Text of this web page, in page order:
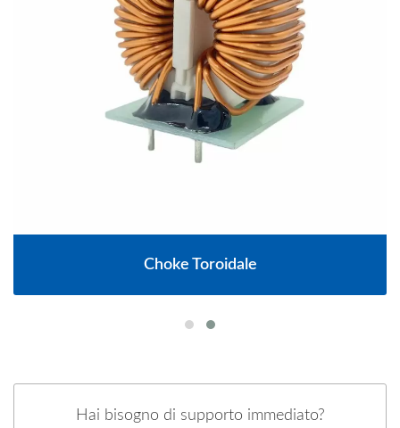
Choke Toroidale
Hai bisogno di supporto immediato?